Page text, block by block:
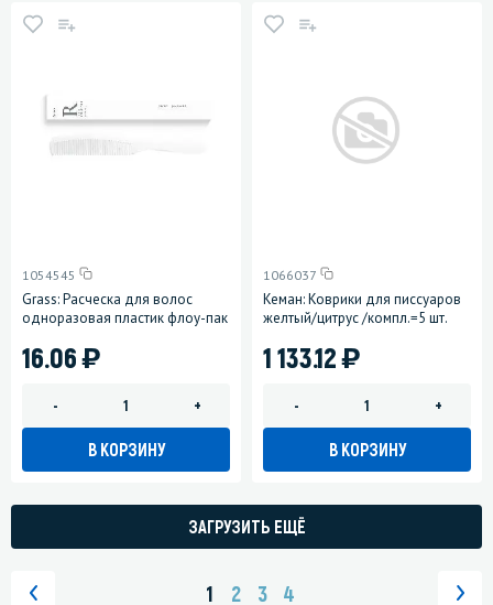
1054545
Grass: Расческа для волос
одноразовая пластик флоу-пак
16.06)
- +
В КОРЗИНУ
1066037
Кеман: Коврики для писсуаров
желтый/цитрус /компл.=5 шт.
1 133.12)
- +
В КОРЗИНУ
ЗАГРУЗИТЬ ЕЩЁ
1 2 3 4